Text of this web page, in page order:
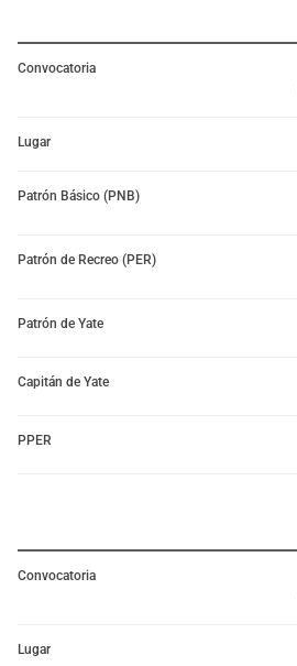
Convocatoria
Lugar
Patrón Básico (PNB)
Patrón de Recreo (PER)
Patrón de Yate
Capitán de Yate
PPER
Convocatoria
Lugar